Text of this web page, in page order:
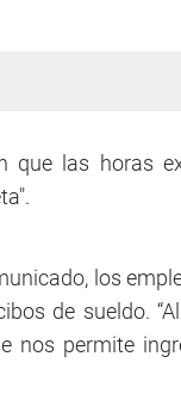
que las horas
los
de sueldo.
nos permite